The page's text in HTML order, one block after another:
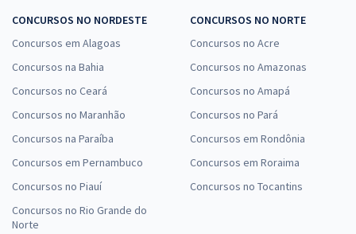
CONCURSOS NO NORDESTE
Concursos em Alagoas
Concursos na Bahia
Concursos no Ceará
Concursos no Maranhão
Concursos na Paraíba
Concursos em Pernambuco
Concursos no Piauí
Concursos no Rio Grande do
Norte
CONCURSOS NO NORTE
Concursos no Acre
Concursos no Amazonas
Concursos no Amapá
Concursos no Pará
Concursos em Rondônia
Concursos em Roraima
Concursos no Tocantins